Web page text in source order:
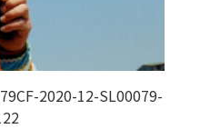
2020-12-SL00079-